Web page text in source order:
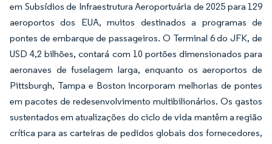
em Subsídios de Infraestrutura Aeroportuária de 2025 para 129
aeroportos dos EUA, muitos destinados a programas de
pontes de embarque de passageiros. O Terminal 6 do JFK, de
USD 4,2 bilhões, contará com 10 portões dimensionados para
aeronaves de fuselagem larga, enquanto os aeroportos de
Pittsburgh, Tampa e Boston incorporam melhorias de pontes
em pacotes de redesenvolvimento multibilionários. Os gastos
sustentados em atualizações do ciclo de vida mantêm a região
crítica para as carteiras de pedidos globais dos fornecedores,